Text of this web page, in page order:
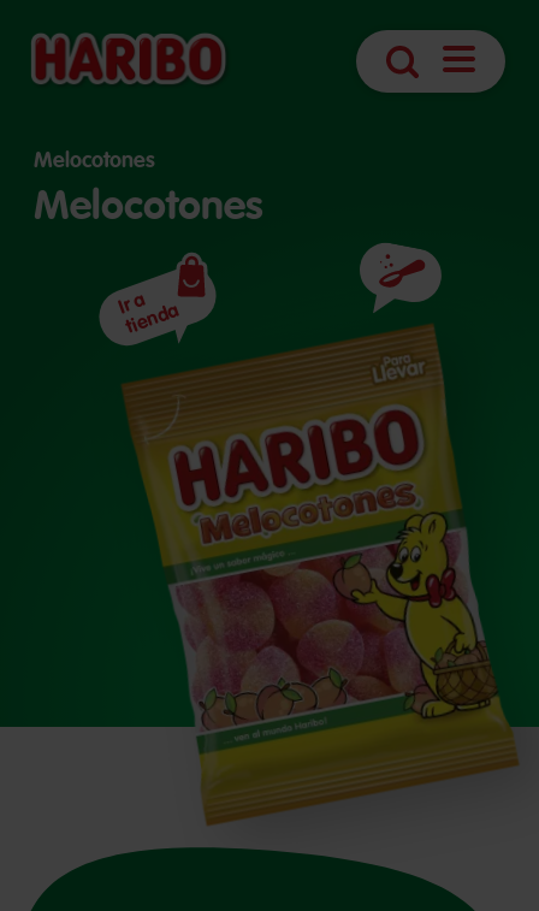
BúsquedaAbrir
Melocotones
Melocotones
Ingredientes
Ir a
tienda